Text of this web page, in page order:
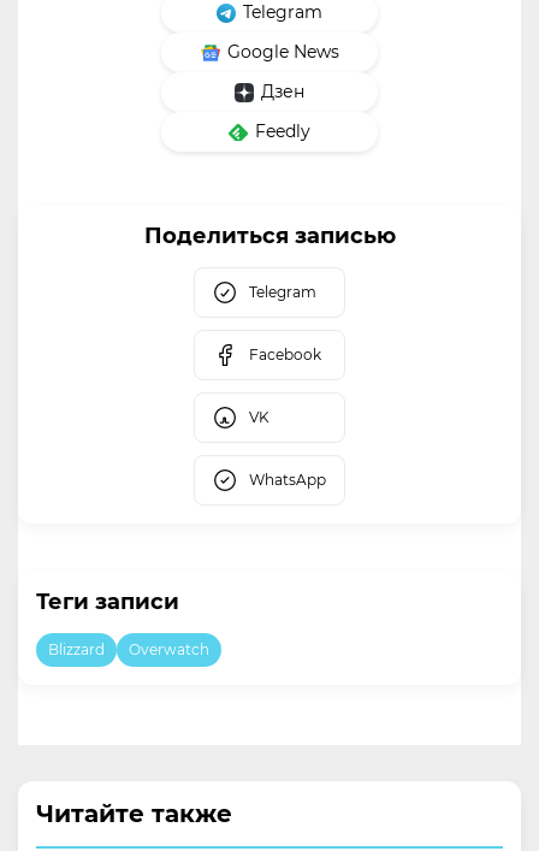
Telegram
Google News
Дзен
Feedly
Поделиться записью
Telegram
Facebook
VK
WhatsApp
Теги записи
Blizzard Overwatch
Читайте также